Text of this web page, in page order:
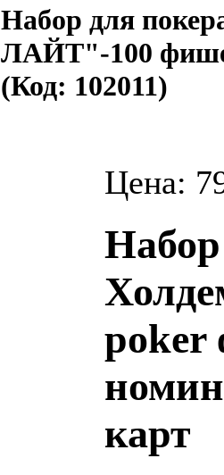
Набор для
ЛАЙТ"-100
(Код: 102011)
Цена:
poker
карт